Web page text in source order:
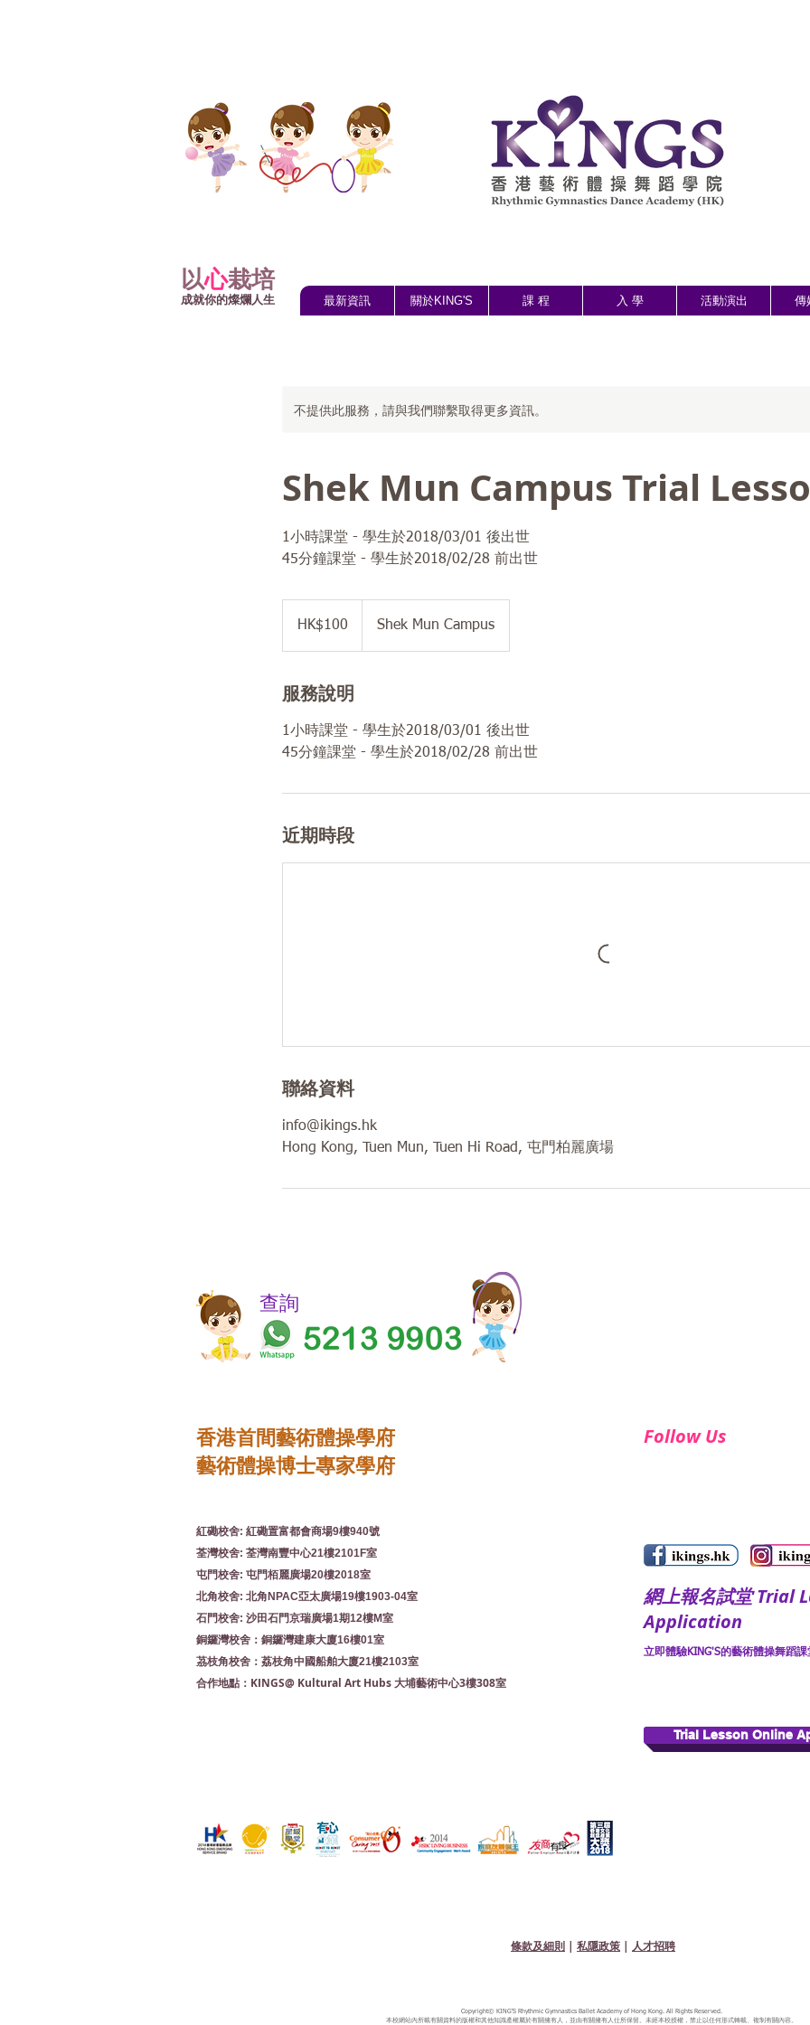
以心栽培
成就你的燦爛人生 最新資訊 關於KING'S 課 程 入 學 活動演出 傳
不提供此服務，請與我們聯繫取得更多資訊。
Shek Mun Campus Trial
1小時課堂 - 學生於2018/03/01 後出世
45分鐘課堂 - 學生於2018/02/28 前出世
HK$100 Shek Mun Campus
服務說明
1小時課堂 - 學生於2018/03/01 後出世
45分鐘課堂 - 學生於2018/02/28 前出世
近期時段
聯絡資料
info@ikings.hk
Hong Kong, Tuen Mun, Tuen Hi Road, 屯門柏麗廣場
​​查詢
香港首間藝術體操學府
藝術體操博士專家學府
紅磡校舍: 紅磡置富都會商場9樓940號
荃灣校舍: 荃灣南豐中心21樓2101F室
屯門校舍: 屯門栢麗廣場20樓2018室
北角校舍: 北角NPAC亞太廣場19樓1903-04室
石門校舍: 沙田石門京瑞廣場1期12樓M室
銅鑼灣校舍：銅鑼灣建康大廈16樓01室
茘枝角校舍：荔枝角中國船舶大廈21樓2103室
合作地點： KINGS@ Kultural Art Hubs 大埔藝術中心3樓308室
Follow Us
網上報名試堂 Trial
Application
立即體驗KING'S的藝術體操舞蹈課
Trial Lesson Online
條款及細則 | 私隱政策 | 人才招聘
Copyright© KING'S Rhythmic Gymnastics Ballet Academy of Hong Kong. All Rights Reserved.
本校網站內所載有關資料的版權和其他知識產權屬於有關擁有人，並由有關擁有人仕所保留。未經本校授權，禁止以任何形式轉載、複制有關內容。